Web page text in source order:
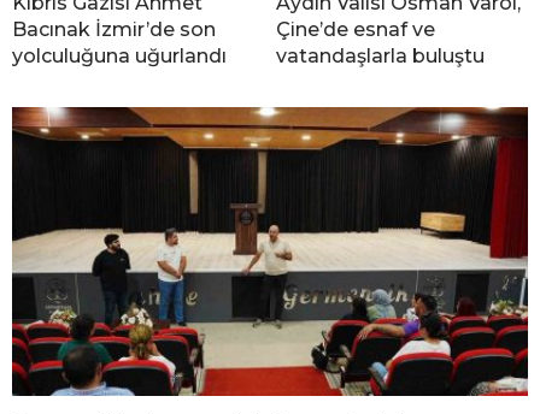
Bacınak İzmir’de son
yolculuğuna uğurlandı
Çine’de esnaf ve
vatandaşlarla buluştu